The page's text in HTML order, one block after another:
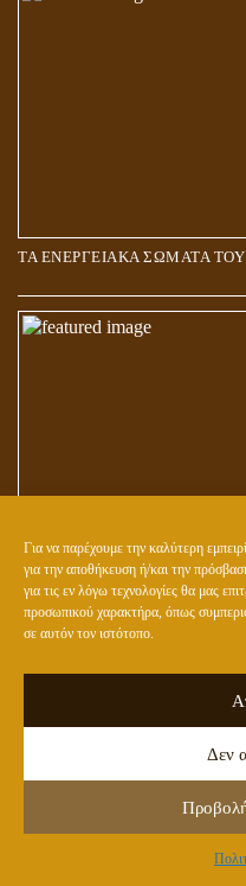
Για να παρέχουμε την καλύτερη
για την αποθήκευση ή/και την
για τις εν λόγω τεχνολογίες θα μας
προσωπικού χαρακτήρα, όπως
σε αυτόν τον ιστότοπο.
Δεν
ΤΑ ΕΝΕΡΓΕΙΑΚΑ ΣΩΜΑΤΑ
ΠΩΣ ΜΠΟΡΟΥΜΕ ΝΑ
ΜΕΤΕΝΣΑΡΚΩΣΕΩΝ